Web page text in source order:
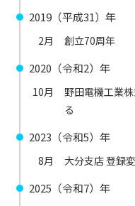
2019（平成31）年
2月 創立70周年
2020（令和2）年
10月
野田電機工業
る
2023（令和5）年
8月 大分支店 登録
2025（令和7）年